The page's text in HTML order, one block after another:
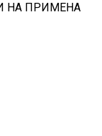
НА ПРИМЕНА